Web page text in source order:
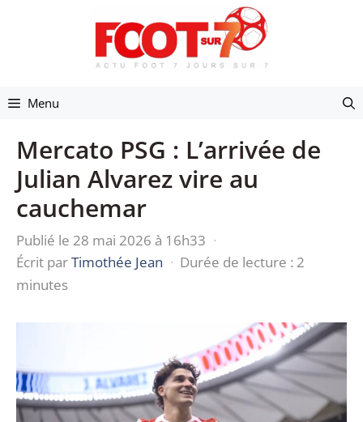
Menu
Mercato PSG : L’arrivée de
Julian Alvarez vire au
cauchemar
Publié le 28 mai 2026 à 16h33 ·
Écrit parTimothée Jean · Durée de lecture : 2
minutes